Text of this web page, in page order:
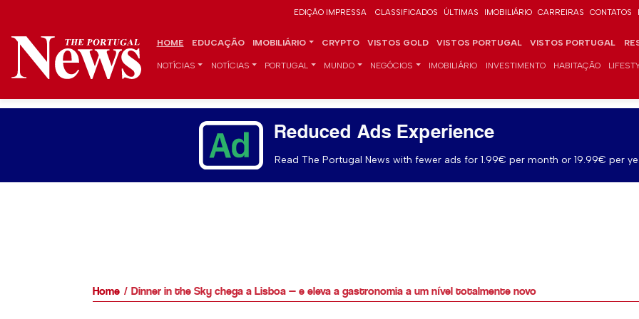
EDIÇÃO IMPRESSA CLASSIFICADOS ÚLTIMAS IMOBILIÁRIO CARREIRAS CONTATOS
HOME EDUCAÇÃO IMOBILIÁRIO CRYPTO VISTOS GOLD VISTOS PORTUGAL VISTOS PORTUGAL
NOTÍCIAS NOTÍCIAS PORTUGAL MUNDO NEGÓCIOS IMOBILIÁRIO INVESTIMENTO HABITAÇÃO
Reduced Ads Experience
Read The Portugal News with fewer ads for 1.99€ per month or 19.99€ per
Home Dinner in the Sky chega a Lisboa — e eleva a gastronomia a um nível totalmente novo